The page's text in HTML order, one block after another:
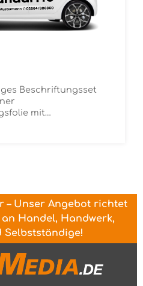
Beschriftungsset
mit
ist Rückstandsfrei
– Unser Angebot richtet
Handel, Handwerk,
Selbstständige!